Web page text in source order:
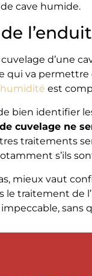
cave humide.
d’une
qui va permettre
est
bien identifier
cuvelage ne
traitements
s’ils
mieux vaut
le traitement de
sans